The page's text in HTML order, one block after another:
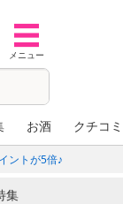
メニュー
お酒 クチコ
ントが5倍♪
集